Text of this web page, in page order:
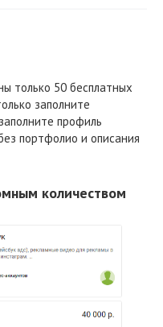
только 50 бесплатных
заполните
профиль
портфолио и описания
количеством